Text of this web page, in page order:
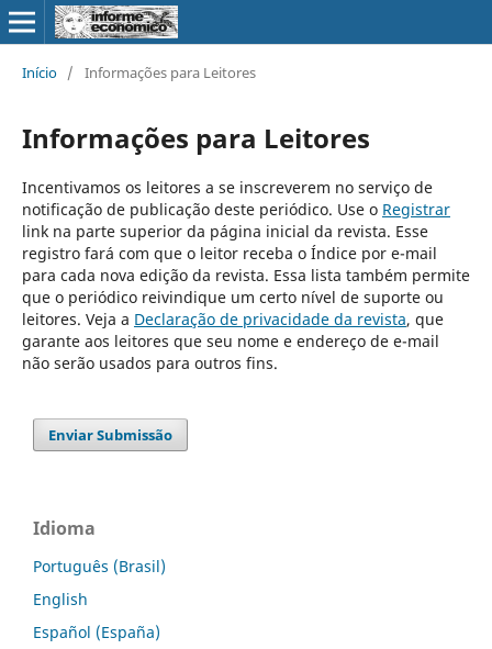
Início / Informações para Leitores
Informações para Leitores
Incentivamos os leitores a se inscreverem no serviço de
notificação de publicação deste periódico. Use o Registrar
link na parte superior da página inicial da revista. Esse
registro fará com que o leitor receba o Índice por e-mail
para cada nova edição da revista. Essa lista também permite
que o periódico reivindique um certo nível de suporte ou
leitores. Veja a Declaração de privacidade da revista, que
garante aos leitores que seu nome e endereço de e-mail
não serão usados para outros fins.
Enviar Submissão
Idioma
Português (Brasil)
English
Español (España)